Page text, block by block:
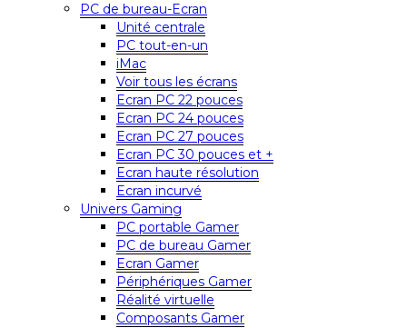
PC de bureau-Ecran
Unité centrale
PC tout-en-un
iMac
Voir tous les écrans
Ecran PC 22 pouces
Ecran PC 24 pouces
Ecran PC 27 pouces
Ecran PC 30 pouces et +
Ecran haute résolution
Ecran incurvé
Univers Gaming
PC portable Gamer
PC de bureau Gamer
Ecran Gamer
Périphériques Gamer
Réalité virtuelle
Composants Gamer